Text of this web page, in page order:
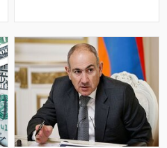
fikrincə, həmin dövrdə siyasi